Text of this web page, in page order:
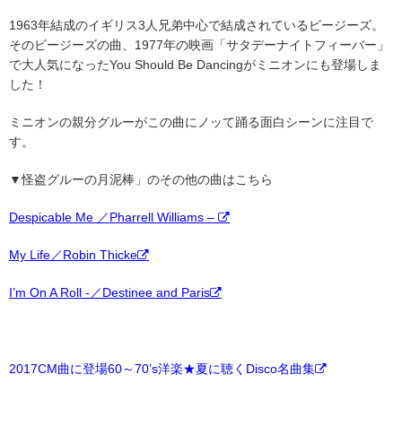
1963年結成のイギリス3人兄弟中心で結成されているビージーズ。
そのビージーズの曲、1977年の映画「サタデーナイトフィーバー」
で大人気になったYou Should Be Dancingがミニオンにも登場しま
した！
ミニオンの親分グルーがこの曲にノッて踊る面白シーンに注目で
す。
▼怪盗グルーの月泥棒」のその他の曲はこちら
Despicable Me ／Pharrell Williams –
My Life／Robin Thicke
I’m On A Roll -／Destinee and Paris
2017CM曲に登場60～70’s洋楽★夏に聴くDisco名曲集